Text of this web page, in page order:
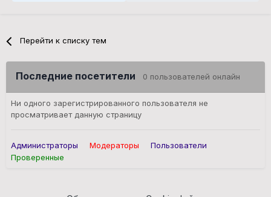
Перейти к списку тем
Последние посетители 0 пользователей онлайн
Ни одного зарегистрированного пользователя не
просматривает данную страницу
Администраторы Модераторы
Пользователи
Проверенные